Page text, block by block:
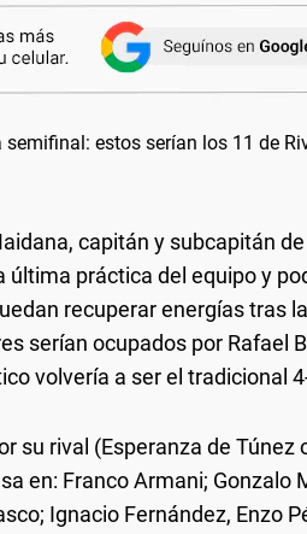
capitán y subcapitán de
práctica del equipo y
recuperar energías tras
serían ocupados por Rafael
volvería a ser el tradicional
su rival (Esperanza de Túnez
en: Franco Armani; Gonzalo
Ignacio Fernández, Enzo